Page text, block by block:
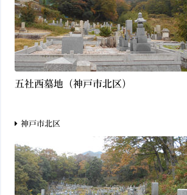
五社西墓地（神戸市北区）
神戸市北区